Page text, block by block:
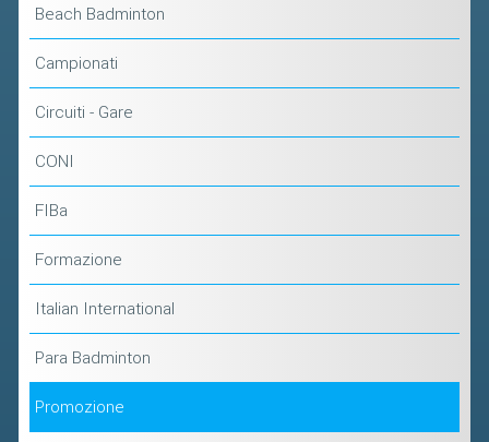
Beach Badminton
Campionati
Circuiti - Gare
CONI
FIBa
Formazione
Italian International
Para Badminton
Promozione